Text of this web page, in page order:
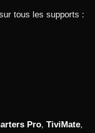
tous les supports :
Pro, TiviMate,